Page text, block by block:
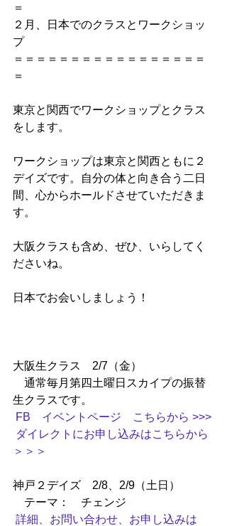
＝
２月、日本でのクラスとワークショッ
プ
＝＝＝＝＝＝＝＝＝＝＝＝＝＝＝＝＝
＝
東京と関西でワークショップとクラス
をします。
ワークショップは東京と関西ともに２
デイズです。自分の体と向き合う二日
間、心からホールドさせていただきま
す。
大阪クラスも含め、ぜひ、いらしてく
ださいね。
日本でお会いしましょう！
大阪生クラス　2/7（金）
通常毎月第四土曜日スカイプの振替
生クラスです。
FB　イベントページ　こちらから >>>
ダイレクトにお申し込みはこちらから
＞＞＞
神戸２デイズ　2/8、2/9（土日）
テーマ：　チェンジ
詳細、お問い合わせ、お申し込みは